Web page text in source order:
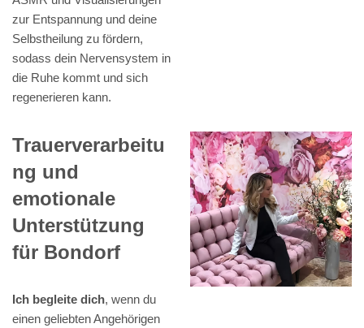
zur Entspannung und deine
Selbstheilung zu fördern,
sodass dein Nervensystem in
die Ruhe kommt und sich
regenerieren kann.
Trauerverarbeitu
ng und
emotionale
Unterstützung
für Bondorf
Ich begleite dich, wenn du
einen geliebten Angehörigen